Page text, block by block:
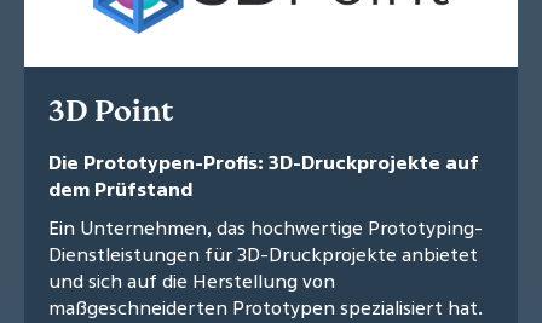
3D Point
Die Prototypen-Profis: 3D-Druckprojekte auf
dem Prüfstand
Ein Unternehmen, das hochwertige Prototyping-
Dienstleistungen für 3D-Druckprojekte anbietet
und sich auf die Herstellung von
maßgeschneiderten Prototypen spezialisiert hat.